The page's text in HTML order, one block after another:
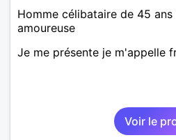
Homme célibataire de 45
amoureuse
Je me présente je m'appelle
Voir le